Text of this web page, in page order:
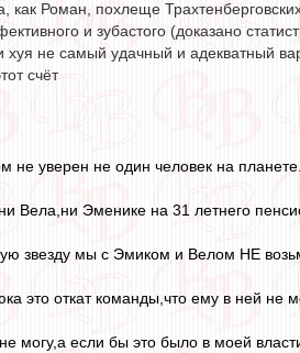
Роман, похлеще Трахтенберговских
и зубастого (доказано
не самый удачный и адекватный
счёт
не уверен не один человек на
Вела,ни Эменике на 31 летнего
ую звезду мы с Эмиком и Велом НЕ
это откат команды,что ему в ней не
могу,а если бы это было в моей